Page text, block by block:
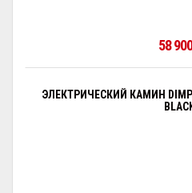
58
ЭЛЕКТРИЧЕСКИЙ КАМИН